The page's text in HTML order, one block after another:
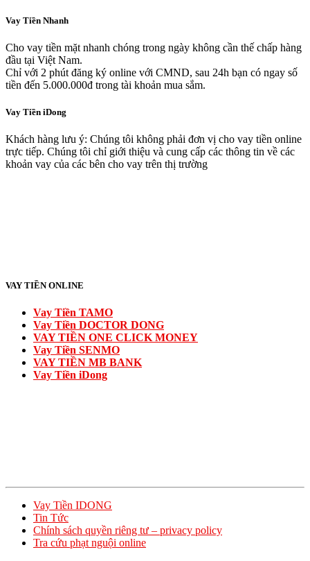
Vay Tiền Nhanh
Cho vay tiền mặt nhanh chóng trong ngày không cần thế chấp hàng
đầu tại Việt Nam.
Chỉ với 2 phút đăng ký online với CMND, sau 24h bạn có ngay số
tiền đến 5.000.000đ trong tài khoản mua sắm.
Vay Tiền iDong
Khách hàng lưu ý: Chúng tôi không phải đơn vị cho vay tiền online
trực tiếp. Chúng tôi chỉ giới thiệu và cung cấp các thông tin về các
khoản vay của các bên cho vay trên thị trường
VAY TIỀN ONLINE
Vay Tiền TAMO
Vay Tiền DOCTOR DONG
VAY TIỀN ONE CLICK MONEY
Vay Tiền SENMO
VAY TIỀN MB BANK
Vay Tiền iDong
Vay Tiền IDONG
Tin Tức
Chính sách quyền riêng tư – privacy policy
Tra cứu phạt nguội online